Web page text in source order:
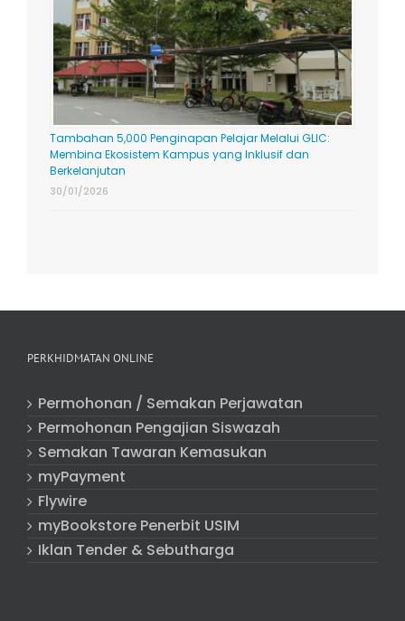
Tambahan 5,000 Penginapan Pelajar Melalui GLIC:
Membina Ekosistem Kampus yang Inklusif dan
Berkelanjutan
30/01/2026
PERKHIDMATAN ONLINE
Permohonan / Semakan Perjawatan
Permohonan Pengajian Siswazah
Semakan Tawaran Kemasukan
myPayment
Flywire
myBookstore Penerbit USIM
Iklan Tender & Sebutharga